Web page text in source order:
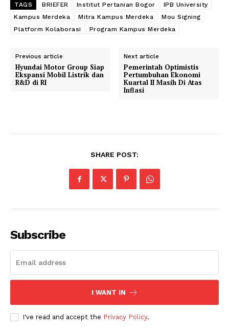
TAGS BRIEFER Institut Pertanian Bogor
IPB University
Kampus Merdeka
Mitra Kampus Merdeka
Mou Signing
Platform Kolaborasi
Program Kampus Merdeka
Previous article
Hyundai Motor Group Siap
Ekspansi Mobil Listrik dan
R&D di RI
Next article
Pemerintah Optimistis
Pertumbuhan Ekonomi
Kuartal II Masih Di Atas
Inflasi
SHARE POST:
Subscribe
I WANT IN
I've read and accept the Privacy Policy.